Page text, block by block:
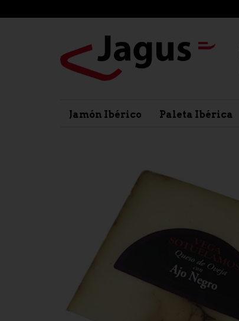
Jamón Ibérico Paleta Ibérica